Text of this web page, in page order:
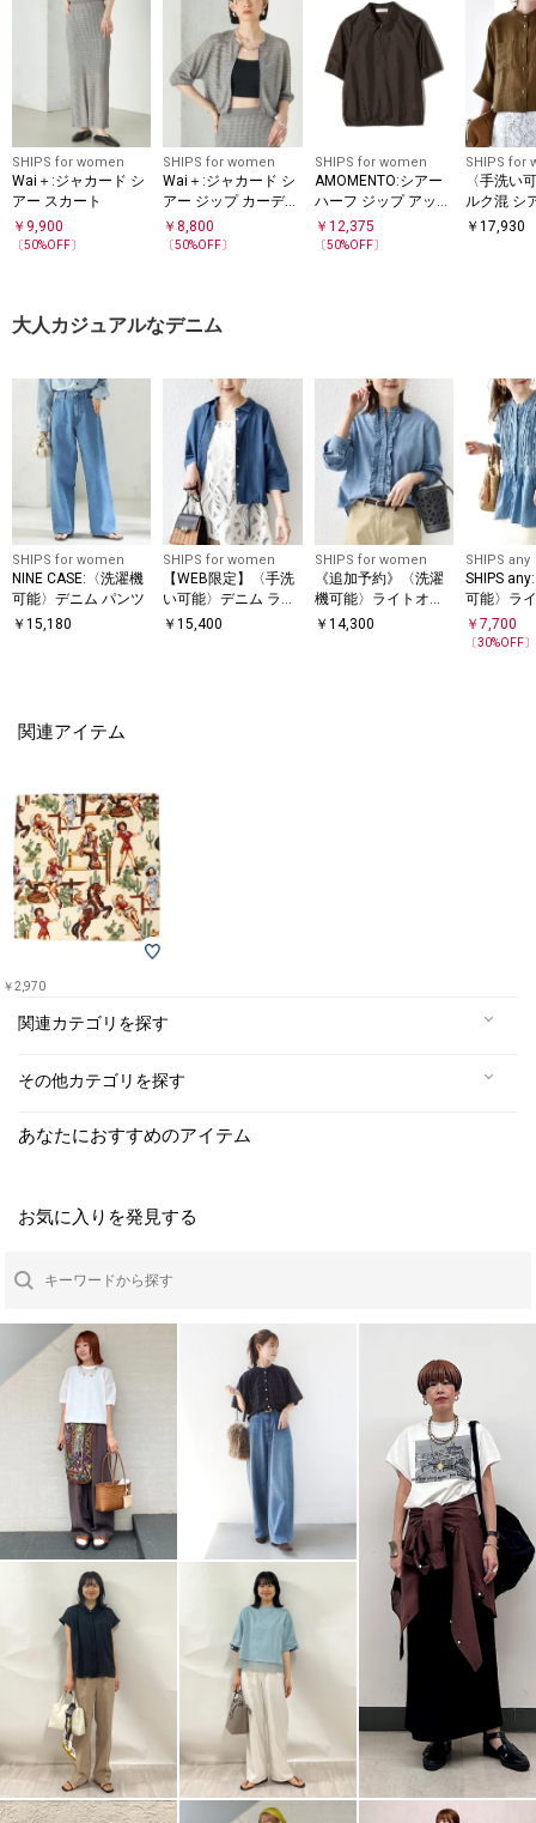
SHIPS for women
Wai＋:ジャカード シ
アー スカート
￥ 9,900
〔50%OFF〕
SHIPS for women
Wai＋:ジャカード シ
アー ジップ カーディ
ガン
￥8,800
〔50%OFF〕
SHIPS for women
AMOMENTO:シアー
ハーフ ジップ アップ
トップ
￥ 12,375
〔50%OFF〕
SHIPS for
〈手洗い
ルク混 シ
シャツ
￥17,930
大人カジュアルなデニム
SHIPS for women
NINE CASE:〈洗濯機
可能〉デニム パンツ
￥ 15,180
SHIPS for women
【WEB限定】〈手洗
い可能〉デニム ライ
ク タック 裾 ドロス
￥15,400
SHIPS for women
《追加予約》〈洗濯
機可能〉ライトオン
ス フリル デニム シ
￥ 14,300
SHIPS any
SHIPS
可能〉ラ
デニム バ
シャツ ブ
￥7,700
〔30%OFF〕
関連アイテム
￥2,970
関連カテゴリを探す
その他カテゴリを探す
あなたにおすすめのアイテム
お気に入りを発見する